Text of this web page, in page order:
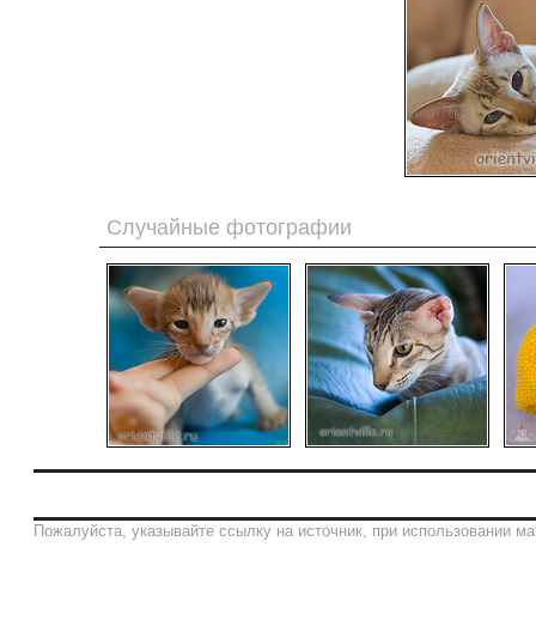
Случайные фотографии
Пожалуйста, указывайте ссылку на источник, при использовании